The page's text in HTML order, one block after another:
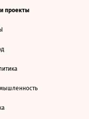
проекты